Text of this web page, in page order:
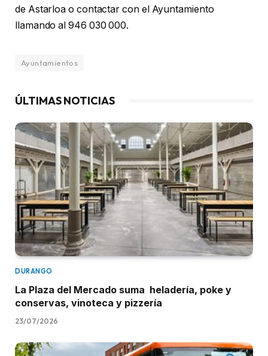
de Astarloa o contactar con el Ayuntamiento
llamando al 946 030 000.
Ayuntamientos
ÚLTIMAS NOTICIAS
DURANGO
La Plaza del Mercado suma heladería, poke y
conservas, vinoteca y pizzería
23/07/2026